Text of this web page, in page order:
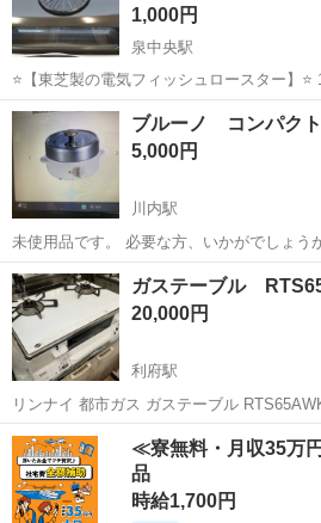
1,000円
泉中央駅
⭐️【東芝製の電気フィッシュロースター】⭐️
品です♪⭐️ 製品の特徴 * 両面焼き機能：上下にヒーターが配置されてい
るため、魚を途中でひっくり返す手間があ
き：...
宮城 黒川郡 キッチン
ブルーノ コンパク
5,000円
川内駅
未使用品です。 必要な方、いかがでしょう
宮城 仙台市 キッチン家電
ガステーブル
20,000円
利府駅
リンナイ 都市ガス ガステーブル RTS65AWK3RG-WL 5年ほど使用し
ましたので、多少の汚れや劣化はご容赦下
未使用です。
宮城 宮城郡 利府駅 キッチン家
≪寮無料・月収35万
品
時給1,700円